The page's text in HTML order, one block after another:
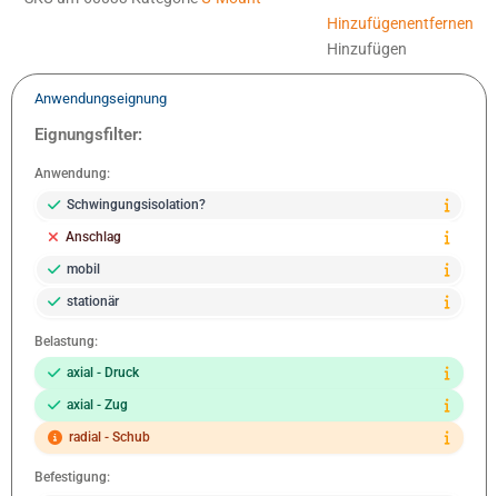
Hinzufügenentfernen
Hinzufügen
Anwendungseignung
Eignungsfilter:
Anwendung:
Schwingungsisolation?
Anschlag
mobil
stationär
Belastung:
axial - Druck
axial - Zug
radial - Schub
Befestigung: